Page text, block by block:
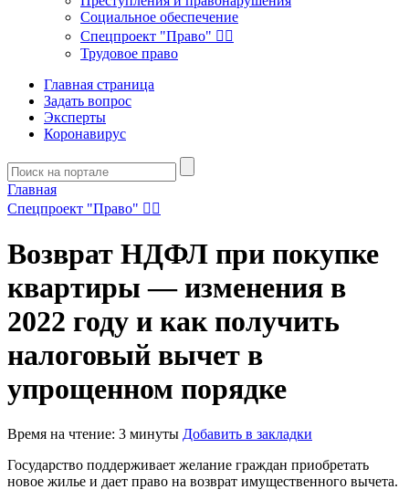
Социальное обеспечение
Спецпроект "Право" 👮‍♂️
Трудовое право
Главная страница
Задать вопрос
Эксперты
Коронавирус
Главная
Спецпроект "Право" 👮‍♂️
Возврат НДФЛ при покупке
квартиры — изменения в
2022 году и как получить
налоговый вычет в
упрощенном порядке
Время на чтение: 3 минуты Добавить в закладки
Государство поддерживает желание граждан приобретать
новое жилье и дает право на возврат имущественного вычета.